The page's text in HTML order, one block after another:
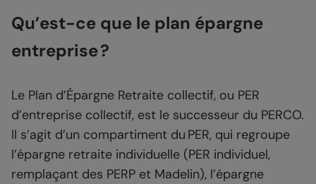
Qu’est-ce que le plan épargne
entreprise ?
Le Plan d’Épargne Retraite collectif, ou PER
d’entreprise collectif, est le successeur du PERCO.
Il s’agit d’un compartiment du PER, qui regroupe
l’épargne retraite individuelle (PER individuel,
remplaçant des PERP et Madelin), l’épargne